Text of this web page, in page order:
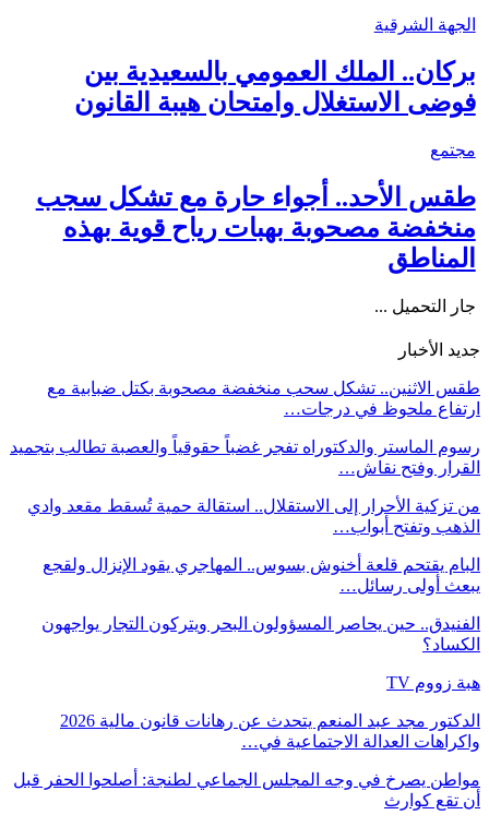
الجهة الشرقية
بركان.. الملك العمومي بالسعيدية بين
فوضى الاستغلال وامتحان هيبة القانون
مجتمع
طقس الأحد.. أجواء حارة مع تشكل سجب
منخفضة مصحوبة بهبات رياح قوية بهذه
المناطق
جار التحميل ...
جديد الأخبار
طقس الاثنين.. تشكل سحب منخفضة مصحوبة بكتل ضبابية مع
ارتفاع ملحوظ في درجات…
رسوم الماستر والدكتوراه تفجر غضباً حقوقياً والعصبة تطالب بتجميد
القرار وفتح نقاش…
من تزكية الأحرار إلى الاستقلال.. استقالة حمية تُسقط مقعد وادي
الذهب وتفتح أبواب…
البام يقتحم قلعة أخنوش بسوس.. المهاجري يقود الإنزال ولقجع
يبعث أولى رسائل…
الفنيدق.. حين يحاصر المسؤولون البحر ويتركون التجار يواجهون
الكساد؟
هبة زووم TV
الدكتور مجد عبد المنعم يتحدث عن رهانات قانون مالية 2026
واكراهات العدالة الاجتماعية في…
مواطن يصرخ في وجه المجلس الجماعي لطنجة: أصلحوا الحفر قبل
أن تقع كوارث